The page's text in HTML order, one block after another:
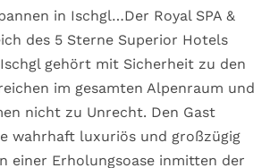
in Ischgl…Der Royal SPA &
des 5 Sterne Superior Hotels
gehört mit Sicherheit zu den
im gesamten Alpenraum und
nicht zu Unrecht. Den Gast
wahrhaft luxuriös und großzügig
einer Erholungsoase inmitten der